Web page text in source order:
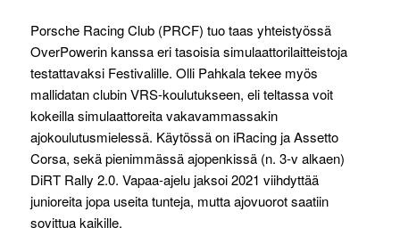
Porsche Racing Club (PRCF) tuo taas yhteistyössä
OverPowerin kanssa eri tasoisia simulaattorilaitteistoja
testattavaksi Festivalille. Olli Pahkala tekee myös
mallidatan clubin VRS-koulutukseen, eli teltassa voit
kokeilla simulaattoreita vakavammassakin
ajokoulutusmielessä. Käytössä on iRacing ja Assetto
Corsa, sekä pienimmässä ajopenkissä (n. 3-v alkaen)
DiRT Rally 2.0. Vapaa-ajelu jaksoi 2021 viihdyttää
junioreita jopa useita tunteja, mutta ajovuorot saatiin
sovittua kaikille.